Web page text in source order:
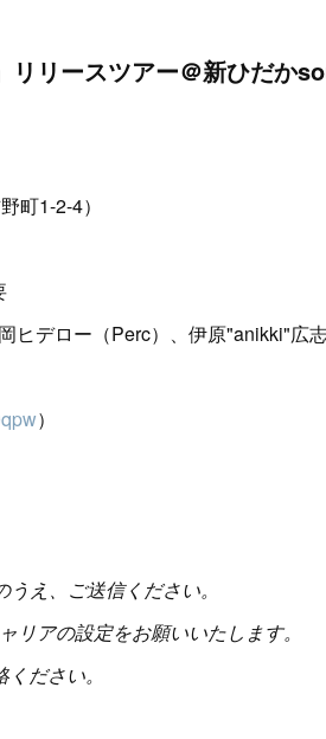
リリースツアー＠新ひだか
町1-2-4）
デロー（Perc）、伊原"anikki"広志
）
え、ご送信ください。
アの設定をお願いいたします。
ださい。